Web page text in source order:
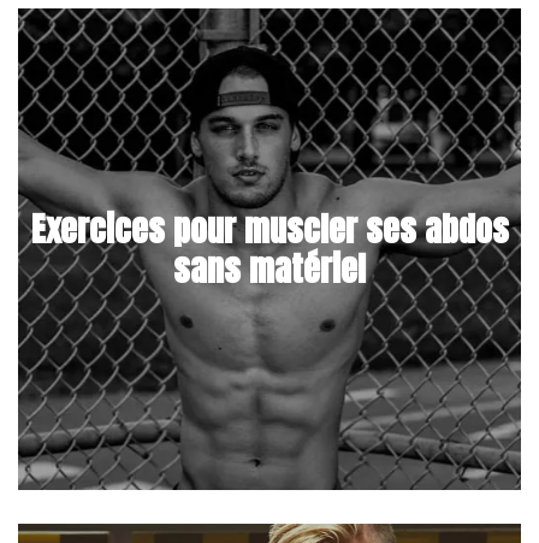
Exercices pour muscler ses abdos
sans matériel